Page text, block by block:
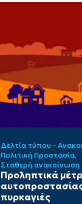
Δελτία τύπου -
Πολιτική Προστασία
Σταθερή ανακοίνωση
Προληπτικά
πυρκαγιές